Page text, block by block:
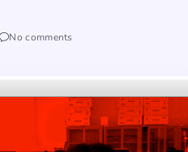
No comments